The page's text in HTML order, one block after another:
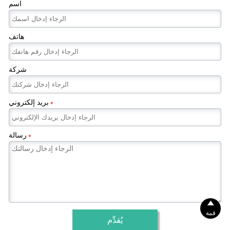
اسم
هاتف
شركة
بريد إلكتروني *
رسالة *
يُقدِّم

قمة